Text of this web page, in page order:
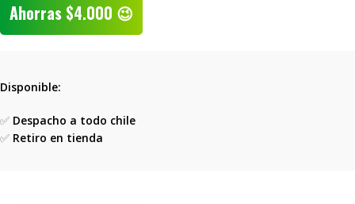
Ahorras $4.000 😉
Disponible:
✅ Despacho a todo chile
✅ Retiro en tienda